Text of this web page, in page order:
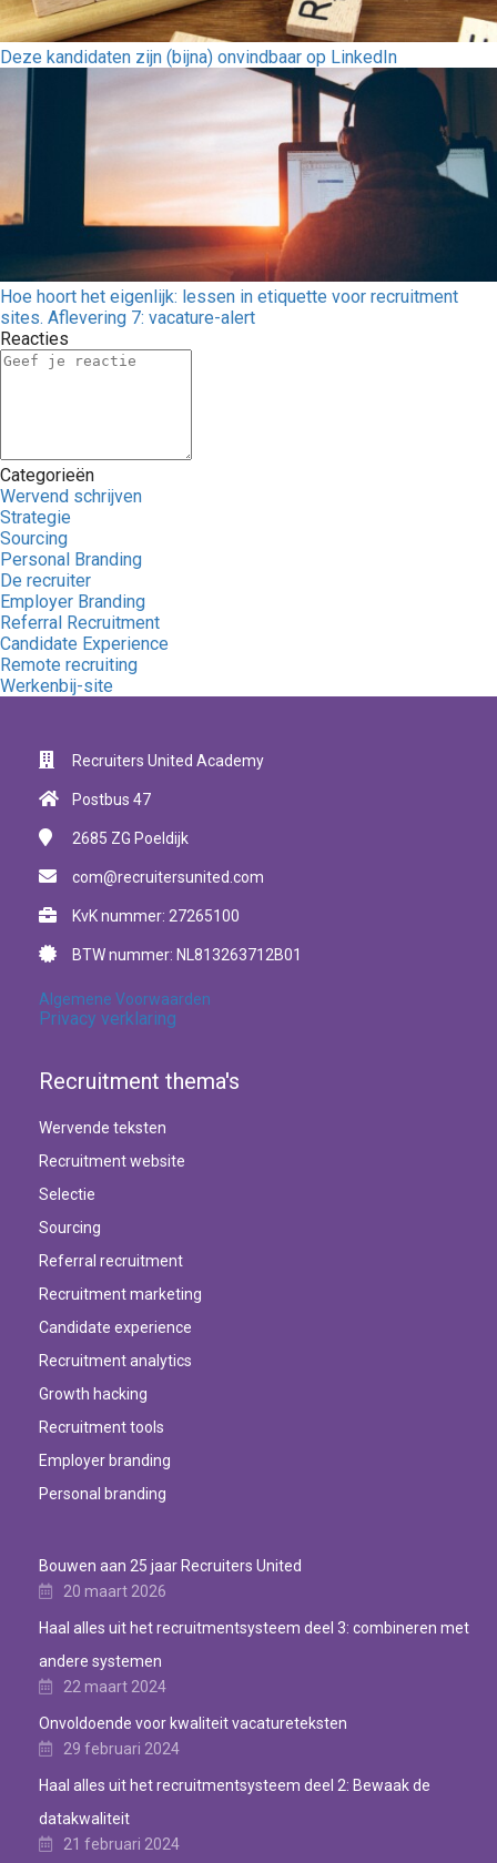
Deze kandidaten zijn (bijna) onvindbaar op LinkedIn
Hoe hoort het eigenlijk: lessen in etiquette voor recruitment
sites. Aflevering 7: vacature-alert
Reacties
Categorieën
Wervend schrijven
Strategie
Sourcing
Personal Branding
De recruiter
Employer Branding
Referral Recruitment
Candidate Experience
Remote recruiting
Werkenbij-site
Recruiters United Academy
Postbus 47
2685 ZG Poeldijk
com@recruitersunited.com
KvK nummer: 27265100
BTW nummer: NL813263712B01
Algemene Voorwaarden
Privacy verklaring
Recruitment thema's
Wervende teksten
Recruitment website
Selectie
Sourcing
Referral recruitment
Recruitment marketing
Candidate experience
Recruitment analytics
Growth hacking
Recruitment tools
Employer branding
Personal branding
Bouwen aan 25 jaar Recruiters United
20 maart 2026
Haal alles uit het recruitmentsysteem deel 3: combineren met
andere systemen
22 maart 2024
Onvoldoende voor kwaliteit vacatureteksten
29 februari 2024
Haal alles uit het recruitmentsysteem deel 2: Bewaak de
datakwaliteit
21 februari 2024